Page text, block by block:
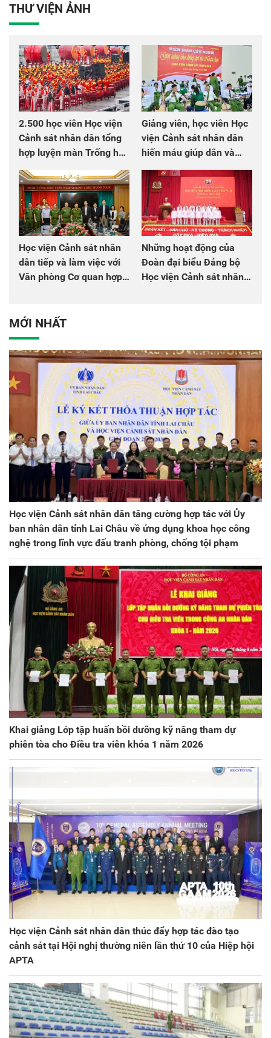
THƯ VIỆN ẢNH
2.500 học viên Học viện
Cảnh sát nhân dân tổng
hợp luyện màn Trống hội
Giảng viên, học viên Học
viện Cảnh sát nhân dân
hiến máu giúp dân và
Học viện Cảnh sát nhân
dân tiếp và làm việc với
Văn phòng Cơ quan hợp
Những hoạt động của
Đoàn đại biểu Đảng bộ
Học viện Cảnh sát nhân
MỚI NHẤT
Học viện Cảnh sát nhân dân tăng cường hợp tác với Ủy
ban nhân dân tỉnh Lai Châu về ứng dụng khoa học công
nghệ trong lĩnh vực đấu tranh phòng, chống tội phạm
Khai giảng Lớp tập huấn bồi dưỡng kỹ năng tham dự
phiên tòa cho Điều tra viên khóa 1 năm 2026
Học viện Cảnh sát nhân dân thúc đẩy hợp tác đào tạo
cảnh sát tại Hội nghị thường niên lần thứ 10 của Hiệp hội
APTA